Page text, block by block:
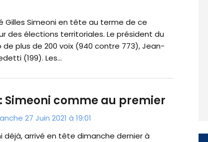
Gilles Simeoni en tête au terme de ce
des élections territoriales. Le président du
plus de 200 voix (940 contre 773), Jean-
(199). Les...
Simeoni comme au premier
27 Juin 2021 à 19:01
déjà, arrivé en tête dimanche dernier à